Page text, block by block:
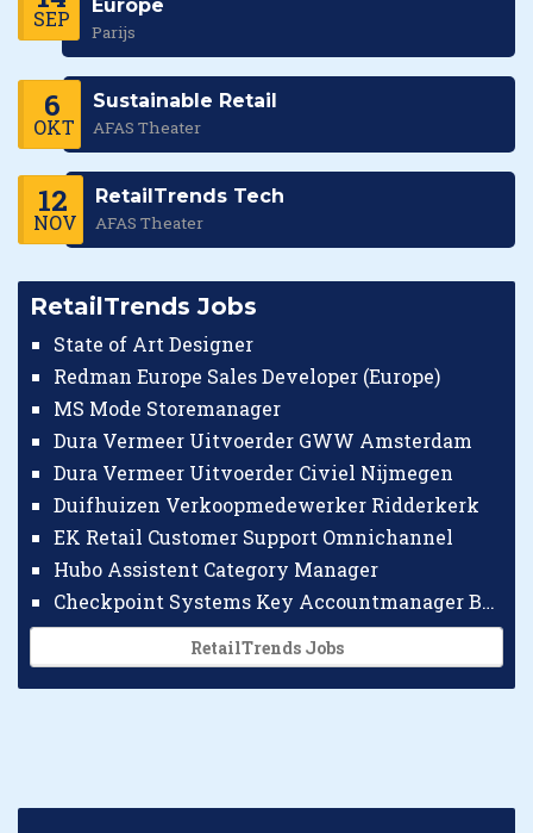
SEP
Europe
Parijs
6
OKT
Sustainable Retail
AFAS Theater
12
NOV
RetailTrends Tech
AFAS Theater
RetailTrends Jobs
State of Art Designer
Redman Europe Sales Developer (Europe)
MS Mode Storemanager
Dura Vermeer Uitvoerder GWW Amsterdam
Dura Vermeer Uitvoerder Civiel Nijmegen
Duifhuizen Verkoopmedewerker Ridderkerk
EK Retail Customer Support Omnichannel
Hubo Assistent Category Manager
Checkpoint Systems Key Accountmanager Benelux
RetailTrends Jobs